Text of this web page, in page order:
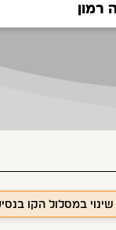
רמון
שינוי במסלול הקו